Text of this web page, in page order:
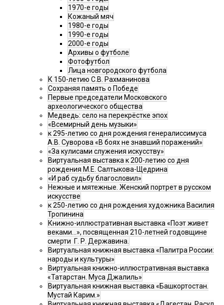
1970-е годы
Кожаный мяч
1980-е годы
1990-е годы
2000-е годы
Архивы о футболе
Фотофутбол
Лица новгородского футбола
К 150-летию С.В. Рахманинова
Сохраняя память о Победе
Первые председатели Московского
археологического общества
Медведь: село на перекрёстке эпох
«Всемирный день музыки»
к 295-летию со дня рождения генералиссимуса
А.В. Суворова «В боях не знавший поражений»
«За кулисами служения искусству»
Виртуальная выставка к 200-летию со дня
рождения М.Е. Салтыкова-Щедрина
«И раб судьбу благословил»
Нежные и мятежные. Женский портрет в русском
искусстве
к 250-летию со дня рождения художника Василия
Тропинина
Книжно-иллюстративная выставка «Поэт живет
веками…», посвященная 210-летней годовщине
смерти Г. Р. Державина.
Виртуальная книжная выставка «Палитра России:
народы и культуры»
Виртуальная книжно-иллюстративная выставка
«Татарстан. Муса Джалиль»
Виртуальная книжная выставка «Башкортостан.
Мустай Карим.»